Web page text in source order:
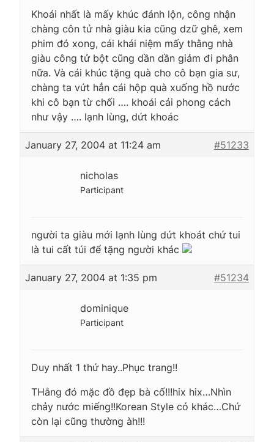
Khoái nhất là mấy khúc đánh lộn, công nhận
chàng côn tử nhà giàu kia cũng dzữ ghê, xem
phim đó xong, cái khái niệm mấy thằng nhà
giàu công tử bột cũng dần dần giảm đi phân
nữa. Và cái khúc tặng quà cho cô bạn gia sư,
chàng ta vứt hẳn cái hộp quà xuống hồ nước
khi cô bạn từ chối …. khoái cái phong cách
như vậy …. lạnh lùng, dứt khoác
January 27, 2004 at 11:24 am #51233
nicholas
Participant
người ta giàu mới lạnh lùng dứt khoát chứ tui
là tui cất túi để tặng người khác
January 27, 2004 at 1:35 pm #51234
dominique
Participant
Duy nhất 1 thứ hay..Phục trang!!
THằng đó mặc đồ đẹp bà cố!!!hix hix…Nhìn
chảy nước miếng!!Korean Style có khác…Chứ
còn lại cũng thường àh!!!